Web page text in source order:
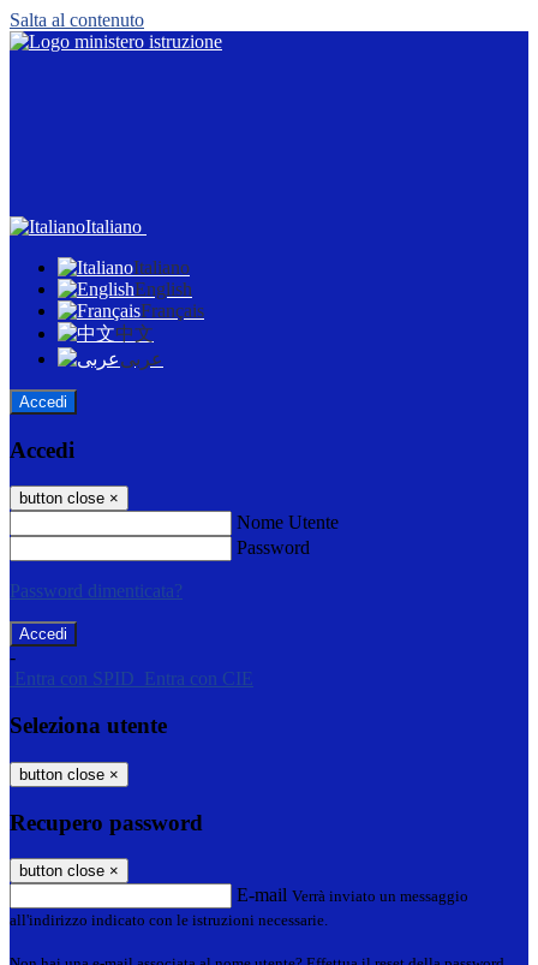
Salta al contenuto
Italiano
Italiano
English
Français
中文
عربى
Accedi
Accedi
button close ×
Nome Utente
Password
Password dimenticata?
-
Entra con SPID
Entra con CIE
Seleziona utente
button close ×
Recupero password
button close ×
E-mail Verrà inviato un messaggio
all'indirizzo indicato con le istruzioni necessarie.